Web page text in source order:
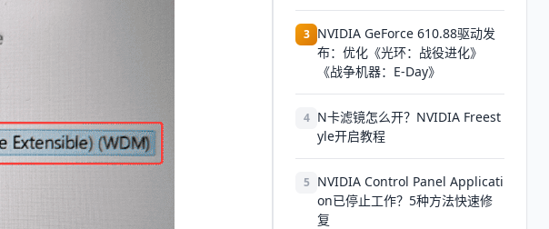
3 NVIDIA GeForce 610.88驱动发
布：优化《光环：战役进化》
《战争机器：E-Day》
4 N卡滤镜怎么开？NVIDIA Freest
yle开启教程
5 NVIDIA Control Panel Applicati
on已停止工作？5种方法快速修
复